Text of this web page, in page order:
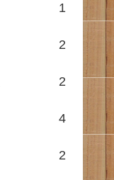
1
2
2
4
2